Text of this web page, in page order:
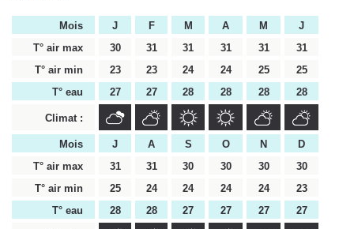
Mois J F M A M
J
T° air max
30 31 31 31 31
31
T° air min
23 23 24 24 25
25
T° eau
27 27 28 28 28 28
Climat :
Mois J A S O N
D
T° air max
31 31 30 30 30
30
T° air min
25 24 24 24 24
23
T° eau
28 28 27 27 27 27